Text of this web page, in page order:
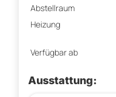
Abstellraum
Heizung
Verfügbar ab
Ausstattung: